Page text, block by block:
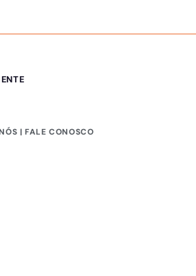
| FALE CONOSCO